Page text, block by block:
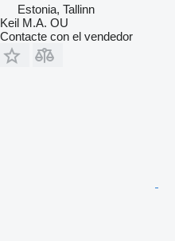
Estonia, Tallinn
Keil M.A. OU
Contacte con el vendedor